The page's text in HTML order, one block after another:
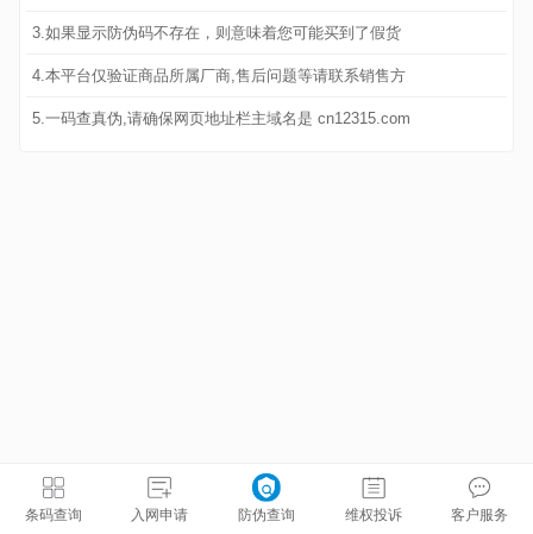
3.如果显示防伪码不存在，则意味着您可能买到了假货
4.本平台仅验证商品所属厂商,售后问题等请联系销售方
5.一码查真伪,请确保网页地址栏主域名是 cn12315.com
条码查询 入网申请 防伪查询 维权投诉 客户服务